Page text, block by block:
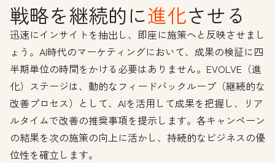
戦略を継続的に進化させる
迅速にインサイトを抽出し、即座に施策へと反映させまし
ょう。AI時代のマーケティングにおいて、成果の検証に四
半期単位の時間をかける必要はありません。EVOLVE（進
化）ステージは、動的なフィードバックループ（継続的な
改善プロセス）として、AIを活用して成果を把握し、リア
ルタイムで改善の推奨事項を提示します。各キャンペーン
の結果を次の施策の向上に活かし、持続的なビジネスの優
位性を確立します。